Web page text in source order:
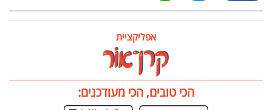
אפליקציית
הכי טובים, הכי מעודכנים: